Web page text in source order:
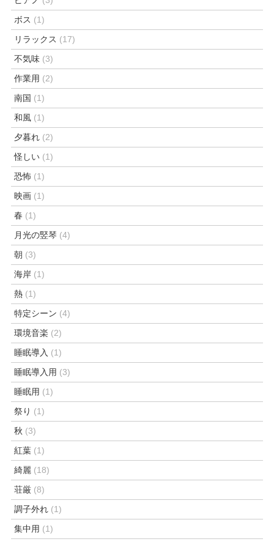
ボス (1)
リラックス (17)
不気味 (3)
作業用 (2)
南国 (1)
和風 (1)
夕暮れ (2)
怪しい (1)
恐怖 (1)
映画 (1)
春 (1)
月光の竪琴 (4)
朝 (3)
海岸 (1)
熱 (1)
特定シーン (4)
環境音楽 (2)
睡眠導入 (1)
睡眠導入用 (3)
睡眠用 (1)
祭り (1)
秋 (3)
紅葉 (1)
綺麗 (18)
荘厳 (8)
調子外れ (1)
集中用 (1)